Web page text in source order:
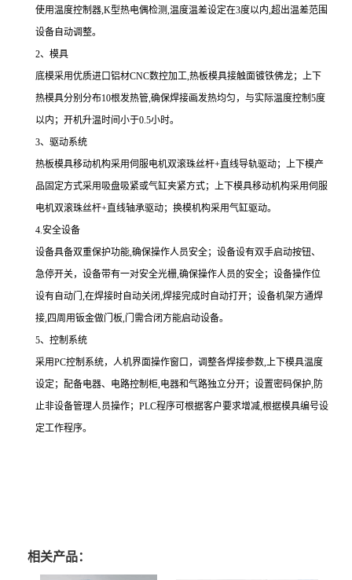
使用温度控制器,K型热电偶检测,温度温差设定在3度以内,超出温差范围
设备自动调整。
2、模具
底模采用优质进口铝材CNC数控加工,热板模具接触面镀铁佛龙；上下
热模具分别分布10根发热管,确保焊接画发热均匀，与实际温度控制5度
以内；开机升温时间小于0.5小时。
3、驱动系统
热板模具移动机构采用伺服电机双滚珠丝杆+直线导轨驱动；上下模产
品固定方式采用吸盘吸紧或气缸夹紧方式；上下模具移动机构采用伺服
电机双滚珠丝杆+直线轴承驱动；换模机构采用气缸驱动。
4.安全设备
设备具备双重保护功能,确保操作人员安全；设备设有双手启动按钮、
急停开关，设备带有一对安全光栅,确保操作人员的安全；设备操作位
设有自动门,在焊接时自动关闭,焊接完成时自动打开；设备机架方通焊
接,四周用钣金做门板,门需合闭方能启动设备。
5、控制系统
采用PC控制系统，人机界面操作窗口，调整各焊接参数,上下模具温度
设定；配备电器、电路控制柜,电器和气路独立分开；设置密码保护,防
止非设备管理人员操作；PLC程序可根据客户要求增减,根据模具编号设
定工作程序。
相关产品：